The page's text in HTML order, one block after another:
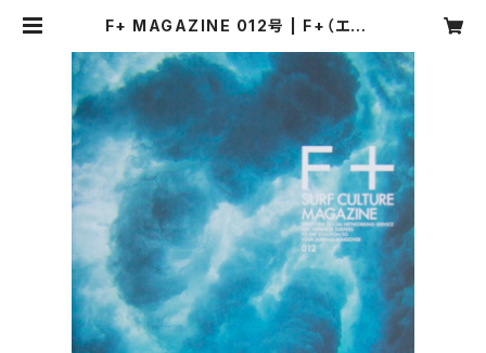
F+ MAGAZINE 012号 | F+（エフプ